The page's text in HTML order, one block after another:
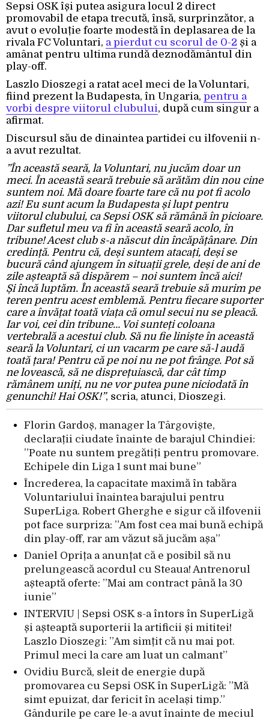
Sepsi OSK își putea asigura locul 2 direct
promovabil de etapa trecută, însă, surprinzător, a
avut o evoluție foarte modestă în deplasarea de la
rivala FC Voluntari, a pierdut cu scorul de 0-2 și a
amânat pentru ultima rundă deznodământul din
play-off.
Laszlo Dioszegi a ratat acel meci de la Voluntari,
fiind prezent la Budapesta, în Ungaria, pentru a
vorbi despre viitorul clubului, după cum singur a
afirmat.
Discursul său de dinaintea partidei cu ilfovenii n-
a avut rezultat.
”În această seară, la Voluntari, nu jucăm doar un
meci. În această seară trebuie să arătăm din nou cine
suntem noi. Mă doare foarte tare că nu pot fi acolo
azi! Eu sunt acum la Budapesta și lupt pentru
viitorul clubului, ca Sepsi OSK să rămână în picioare.
Dar sufletul meu va fi în această seară acolo, în
tribune! Acest club s-a născut din încăpățânare. Din
credință. Pentru că, deși suntem atacați, deși se
bucură când ajungem în situații grele, deși de ani de
zile așteaptă să dispărem – noi suntem încă aici!
Și încă luptăm. În această seară trebuie să murim pe
teren pentru acest emblemă. Pentru fiecare suporter
care a învățat toată viața că omul secui nu se pleacă.
Iar voi, cei din tribune… Voi sunteți coloana
vertebrală a acestui club. Să nu fie liniște în această
seară la Voluntari, ci un vacarm pe care să-l audă
toată țara! Pentru că pe noi nu ne pot frânge. Pot să
ne lovească, să ne disprețuiască, dar cât timp
rămânem uniți, nu ne vor putea pune niciodată în
genunchi! Hai OSK!”, scria, atunci, Dioszegi.
Florin Gardoș, manager la Târgoviște,
declarații ciudate înainte de barajul Chindiei:
”Poate nu suntem pregătiți pentru promovare.
Echipele din Liga 1 sunt mai bune”
Încrederea, la capacitate maximă în tabăra
Voluntariului înaintea barajului pentru
SuperLiga. Robert Gherghe e sigur că ilfovenii
pot face surpriza: ”Am fost cea mai bună echipă
din play-off, rar am văzut să jucăm așa”
Daniel Oprița a anunțat că e posibil să nu
prelungească acordul cu Steaua! Antrenorul
așteaptă oferte: ”Mai am contract până la 30
iunie”
INTERVIU | Sepsi OSK s-a întors în SuperLigă
și așteaptă suporterii la artificii și mititei!
Laszlo Dioszegi: ”Am simțit că nu mai pot.
Primul meci la care am luat un calmant”
Ovidiu Burcă, sleit de energie după
promovarea cu Sepsi OSK în SuperLigă: ”Mă
simt epuizat, dar fericit în același timp.”
Gândurile pe care le-a avut înainte de meciul